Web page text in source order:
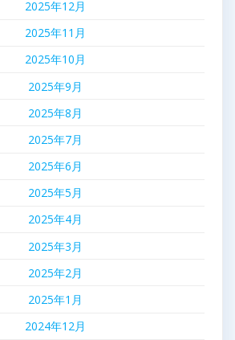
2025年12月
2025年11月
2025年10月
2025年9月
2025年8月
2025年7月
2025年6月
2025年5月
2025年4月
2025年3月
2025年2月
2025年1月
2024年12月